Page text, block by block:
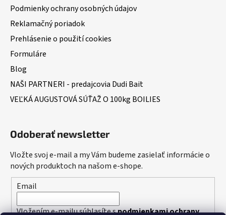
Podmienky ochrany osobných údajov
Reklamačný poriadok
Prehlásenie o použití cookies
Formuláre
Blog
NAŠI PARTNERI - predajcovia Dudi Bait
VEĽKÁ AUGUSTOVÁ SÚŤAŽ O 100kg BOILIES
Odoberať newsletter
Vložte svoj e-mail a my Vám budeme zasielať informácie o
nových produktoch na našom e-shope.
Email
Vložením e-mailu súhlasíte spodmienkami ochrany